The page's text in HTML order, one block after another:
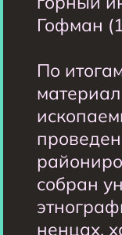
Гофман
По
собран
ненцах,